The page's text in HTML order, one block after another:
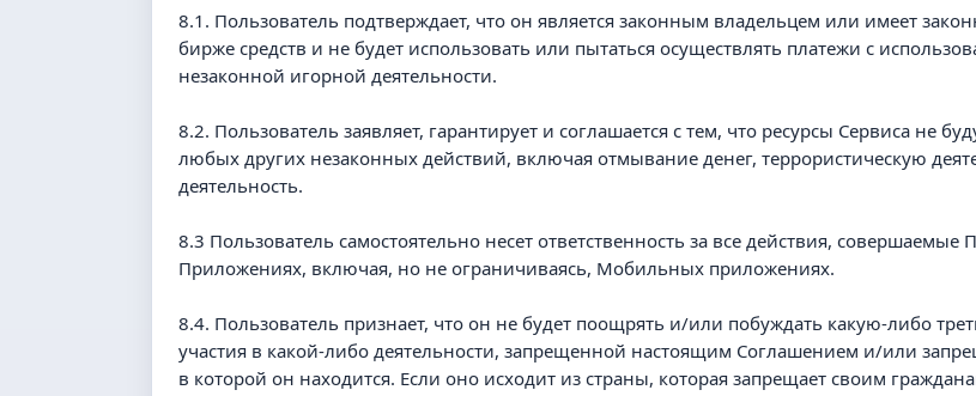
8.1. Пользователь подтверждает, что он является законным владельцем или имеет
бирже средств и не будет использовать или пытаться осуществлять платежи с
незаконной игорной деятельности.
8.2. Пользователь заявляет, гарантирует и соглашается с тем, что ресурсы Сервиса не
любых других незаконных действий, включая отмывание денег, террористическую
деятельность.
8.3 Пользователь самостоятельно несет ответственность за все действия,
Приложениях, включая, но не ограничиваясь, Мобильных приложениях.
8.4. Пользователь признает, что он не будет поощрять и/или побуждать какую-либо
участия в какой-либо деятельности, запрещенной настоящим Соглашением и/или
в которой он находится. Если оно исходит из страны, которая запрещает своим